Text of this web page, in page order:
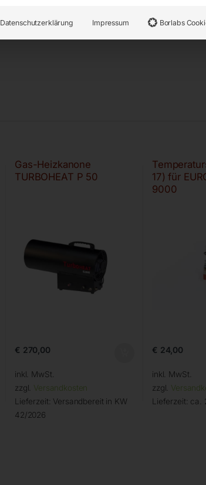
Gas-Heizkanone
TURBOHEAT P 50
€ 270,00
inkl. MwSt.
zzgl. Versandkosten
Lieferzeit: Versandbereit in KW
42/2026
17) für
9000
€ 24,00
inkl. MwSt.
zzgl.
Lieferzeit: ca.
Datenschutzerklärung Impressum Borlabs